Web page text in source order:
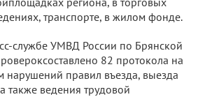
транспорте, в жилом фонде.
службе УМВД России по Брянской
82 протокола на
нарушений правил въезда, выезда
также ведения трудовой